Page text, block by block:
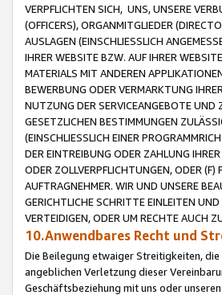
VERPFLICHTEN SICH, UNS, UNSERE
(OFFICERS), ORGANMITGLIEDER
AUSLAGEN (EINSCHLIESSLICH
IHRER WEBSITE BZW. AUF IHRER
MATERIALS MIT ANDEREN
BEWERBUNG ODER VERMARKTUNG
NUTZUNG DER SERVICEANGEBOTE UND
GESETZLICHEN BESTIMMUNGEN
(EINSCHLIESSLICH EINER
DER EINTREIBUNG ODER ZAHLUNG
ODER ZOLLVERPFLICHTUNGEN, ODER
AUFTRAGNEHMER. WIR UND UNSERE
GERICHTLICHE SCHRITTE EINLEITEN
VERTEIDIGEN, ODER UM RECHTE AUCH
10.Anwendbares Recht und
Die Beilegung etwaiger Streitigkeiten,
angeblichen Verletzung dieser
Geschäftsbeziehung mit uns oder